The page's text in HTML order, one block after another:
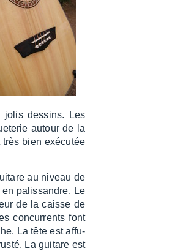
jolis dessins. Les
autour de la
bien exécu­tée
au niveau de
palis­sandre. Le
de la caisse de
concur­rents font
La tête est affu­
La guitare est